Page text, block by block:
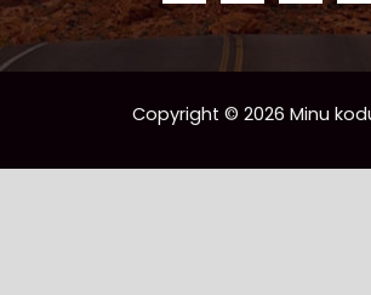
Copyright © 2026 Minu